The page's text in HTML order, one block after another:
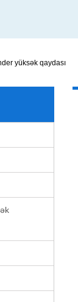
yüksək qaydası